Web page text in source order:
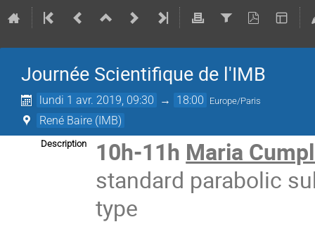
Journée Scientifique de l'IMB
lundi 1 avr. 2019, 09:30 → 18:00 Europe/Paris
René Baire (IMB)
Description 10h-11h Maria
standard parabolic
type